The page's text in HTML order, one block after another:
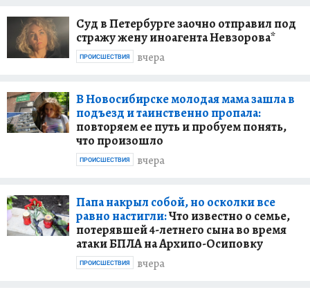
Суд в Петербурге заочно отправил под
стражу жену иноагента Невзорова*
вчера
ПРОИСШЕСТВИЯ
В Новосибирске молодая мама зашла в
подъезд и таинственно пропала:
повторяем ее путь и пробуем понять,
что произошло
вчера
ПРОИСШЕСТВИЯ
Папа накрыл собой, но осколки все
равно настигли:Что известно о семье,
потерявшей 4-летнего сына во время
атаки БПЛА на Архипо-Осиповку
вчера
ПРОИСШЕСТВИЯ